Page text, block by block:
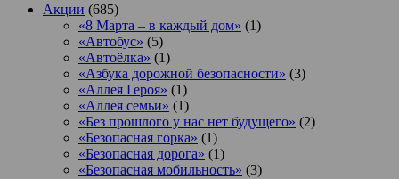
Акции (685)
«8 Марта – в каждый дом» (1)
«Автобус» (5)
«Автоёлка» (1)
«Азбука дорожной безопасности» (3)
«Аллея Героя» (1)
«Аллея семьи» (1)
«Без прошлого у нас нет будущего» (2)
«Безопасная горка» (1)
«Безопасная дорога» (1)
«Безопасная мобильность» (3)